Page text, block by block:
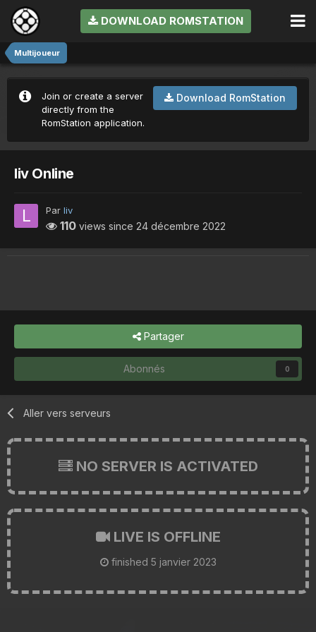
DOWNLOAD ROMSTATION
Multijoueur
Download RomStation
Join or create a server
directly from the
RomStation application.
liv Online
Par liv
110 views since 24 décembre 2022
Partager
Abonnés 0
Aller vers serveurs
NO SERVER IS ACTIVATED
LIVE IS OFFLINE
finished 5 janvier 2023